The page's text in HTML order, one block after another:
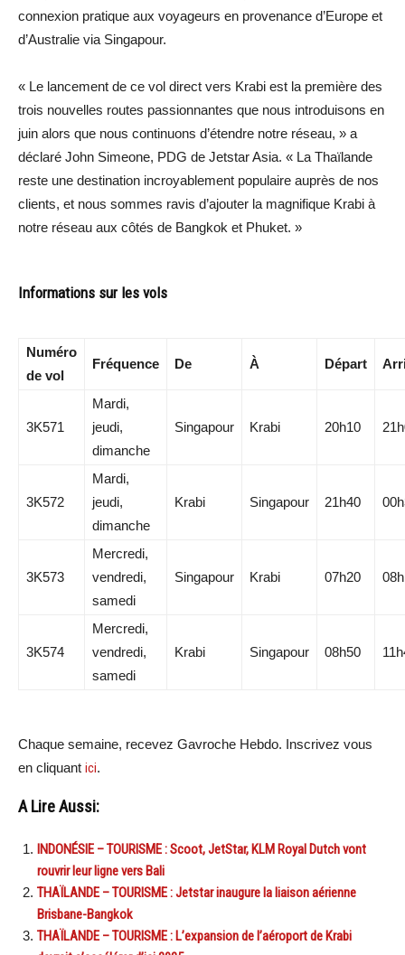
connexion pratique aux voyageurs en provenance d’Europe et
d’Australie via Singapour.
« Le lancement de ce vol direct vers Krabi est la première des
trois nouvelles routes passionnantes que nous introduisons en
juin alors que nous continuons d’étendre notre réseau, » a
déclaré John Simeone, PDG de Jetstar Asia. « La Thaïlande
reste une destination incroyablement populaire auprès de nos
clients, et nous sommes ravis d’ajouter la magnifique Krabi à
notre réseau aux côtés de Bangkok et Phuket. »
Informations sur les vols
Numéro
de vol
Fréquence De À Départ
3K571
Mardi,
jeudi,
dimanche
Singapour Krabi 20h10
3K572
Mardi,
jeudi,
dimanche
Krabi Singapour 21h40
3K573
Mercredi,
vendredi,
samedi
Singapour Krabi 07h20
3K574
Mercredi,
vendredi,
samedi
Krabi Singapour 08h50
Chaque semaine, recevez Gavroche Hebdo. Inscrivez vous
en cliquant ici.
A Lire Aussi:
INDONÉSIE – TOURISME : Scoot, JetStar, KLM Royal Dutch vont
rouvrir leur ligne vers Bali
THAÏLANDE – TOURISME : Jetstar inaugure la liaison aérienne
Brisbane-Bangkok
THAÏLANDE – TOURISME : L’expansion de l’aéroport de Krabi